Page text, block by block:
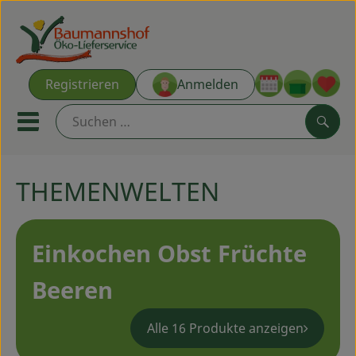
Registrieren Anmelden
Mobiles Menu öffnen oder
Ökokisten
Kochkisten
NEU & ANGEBOT
THEMENWELTEN
AUS DER REGION
THEMENWELTEN
Einkochen Obst Früchte
Beeren
Alle 16 Produkte anzeigen